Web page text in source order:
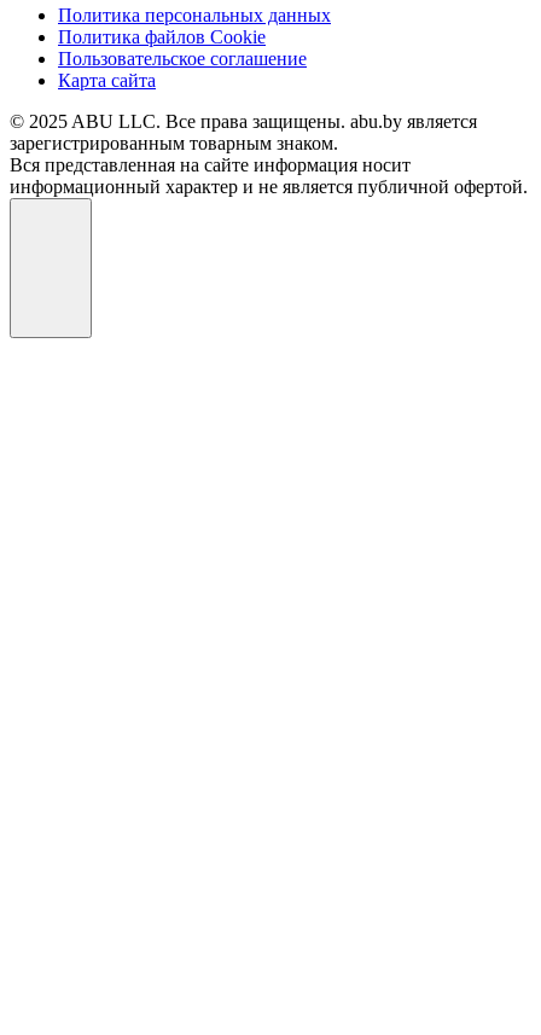
Политика персональных данных
Политика файлов Cookie
Пользовательское соглашение
Карта сайта
© 2025 ABU LLC. Все права защищены. abu.by является
зарегистрированным товарным знаком.
Вся представленная на сайте информация носит
информационный характер и не является публичной офертой.